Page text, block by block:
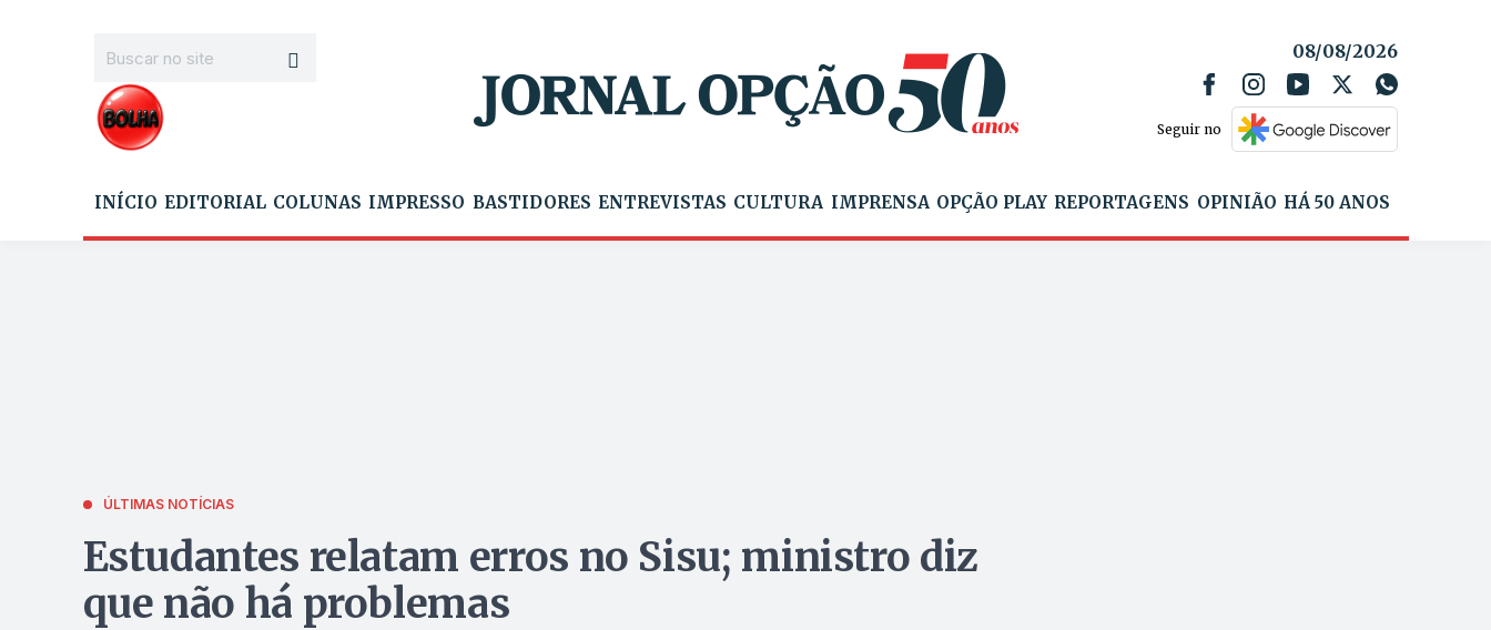
08/08/2026
Seguir no
INÍCIO EDITORIAL COLUNAS IMPRESSO BASTIDORES ENTREVISTAS CULTURA IMPRENSA OPÇÃO PLAY REPORTAGENS OPINIÃO HÁ 50 ANOS
ÚLTIMAS NOTÍCIAS
Estudantes relatam erros no Sisu; ministro diz
que não há problemas